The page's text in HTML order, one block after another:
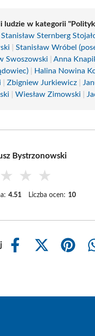
ludzie w kategorii
Stanisław Sternberg
|Stanisław Wróbel
Swoszowski |Anna
Halina Nowina
|Zbigniew Jurkiewicz
|Wiesław Zimowski
Bystrzonowski
★ ★ ★
4.51 Liczba ocen: 10
Share
Share
Share